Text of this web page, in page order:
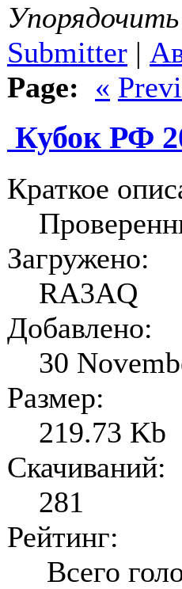
Submitter |
Page: «
Кубок РФ
Краткое
Загружено:
RA3AQ
Добавлено:
30
Размер:
219.73 Kb
Скачиваний:
281
Рейтинг:
Всего